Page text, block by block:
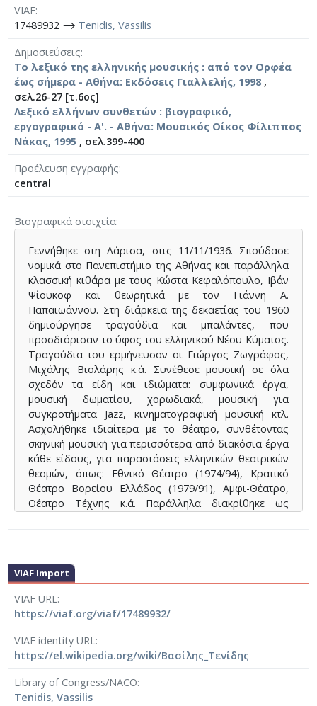
VIAF
17489932 ⟶ Tenidis, Vassilis
Δημοσιεύσεις
Το λεξικό της ελληνικής μουσικής : από τον Ορφέα
έως σήμερα - Αθήνα: Εκδόσεις Γιαλλελής, 1998 ,
σελ.26-27 [τ.6ος]
Λεξικό ελλήνων συνθετών : βιογραφικό,
εργογραφικό - A'. - Αθήνα: Μουσικός Οίκος Φίλιππος
Νάκας, 1995 , σελ.399-400
Προέλευση εγγραφής
central
Βιογραφικά στοιχεία
Γεννήθηκε στη Λάρισα, στις 11/11/1936. Σπούδασε
νομικά στο Πανεπιστήμιο της Αθήνας και παράλληλα
κλασσική κιθάρα με τους Κώστα Κεφαλόπουλο, Ιβάν
Ψίουκοφ και θεωρητικά με τον Γιάννη Α.
Παπαϊωάννου. Στη διάρκεια της δεκαετίας του 1960
δημιούργησε τραγούδια και μπαλάντες, που
προσδιόρισαν το ύφος του ελληνικού Νέου Κύματος.
Τραγούδια του ερμήνευσαν οι Γιώργος Ζωγράφος,
Μιχάλης Βιολάρης κ.ά. Συνέθεσε μουσική σε όλα
σχεδόν τα είδη και ιδιώματα: συμφωνικά έργα,
μουσική δωματίου, χορωδιακά, μουσική για
συγκροτήματα Jazz, κινηματογραφική μουσική κτλ.
Ασχολήθηκε ιδιαίτερα με το θέατρο, συνθέτοντας
σκηνική μουσική για περισσότερα από διακόσια έργα
κάθε είδους, για παραστάσεις ελληνικών θεατρικών
θεσμών, όπως: Εθνικό Θέατρο (1974/94), Κρατικό
Θέατρο Βορείου Ελλάδος (1979/91), Αμφι-Θέατρο,
Θέατρο Τέχνης κ.ά. Παράλληλα διακρίθηκε ως
χορωδία (Νικόλαος Μάντζαρος), η καντάτα Ύμνος
των Μεσογειακών Αγώνων (Μίκης Θεοδωράκης), ο
(Μάνος Χατζιδάκις), σειρά έργων των επτανησίων
συνθετών Μάντζαρου, Καρρέρ, Ξύνδα, Σαμάρα,
Λαυράγκα, Λαμπελέτ, Ευαγγελάτου, Ξένου κ.ά. Δίδαξε
σε σχολές, σεμινάρια, ΙΕΚ, έχει δώσει πολλές
συζητήσεις. Έχει δημιουργήσει σειρές εκπαιδευτικών
εκπομπών για το ραδιόφωνο και την τηλεόραση.
VIAF Import
VIAF URL
https://viaf.org/viaf/17489932/
VIAF identity URL
https://el.wikipedia.org/wiki/Βασίλης_Τενίδης
Library of Congress/NACO
Tenidis, Vassilis